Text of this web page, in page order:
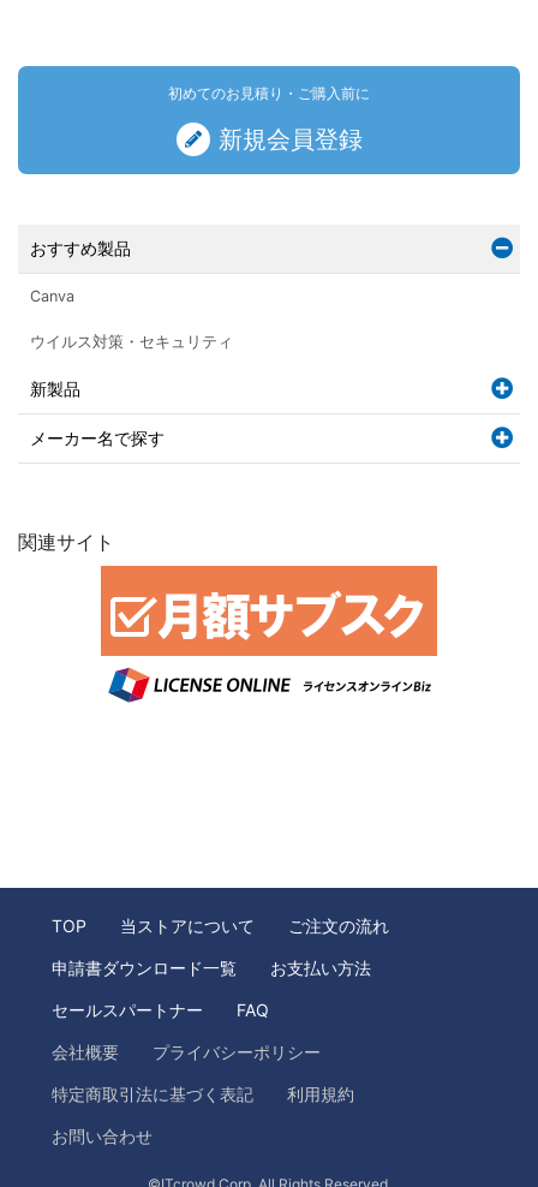
初めてのお見積り・ご購入前に
新規会員登録
おすすめ製品
Canva
ウイルス対策・セキュリティ
新製品
メーカー名で探す
関連サイト
TOP 当ストアについて ご注文の流れ
申請書ダウンロード一覧 お支払い方法
セールスパートナー FAQ
会社概要 プライバシーポリシー
特定商取引法に基づく表記 利用規約
お問い合わせ